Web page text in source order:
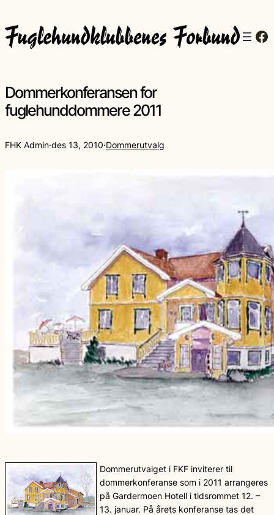
Dommerkonferansen for
fuglehunddommere 2011
FHK Admin·des 13, 2010·Dommerutvalg
Dommerutvalget i FKF inviterer til
dommerkonferanse som i 2011 arrangeres
på Gardermoen Hotell i tidsrommet 12. –
13. januar. På årets konferanse tas det